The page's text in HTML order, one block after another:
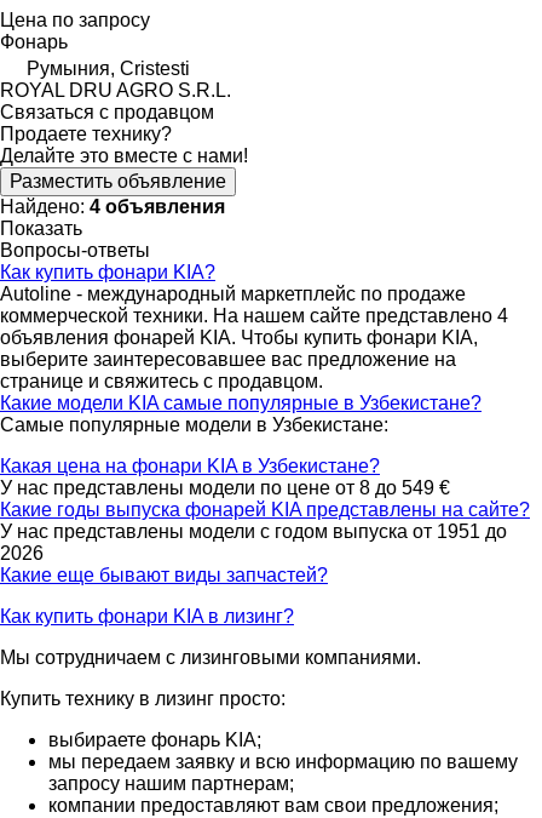
Цена по запросу
Фонарь
Румыния, Cristesti
ROYAL DRU AGRO S.R.L.
Связаться с продавцом
Продаете технику?
Делайте это вместе с нами!
Разместить объявление
Найдено: 4 объявления
Показать
Вопросы-ответы
Как купить фонари KIA?
Autoline - международный маркетплейс по продаже
коммерческой техники. На нашем сайте представлено 4
объявления фонарей KIA. Чтобы купить фонари KIA,
выберите заинтересовавшее вас предложение на
странице и свяжитесь с продавцом.
Какие модели KIA самые популярные в Узбекистане?
Самые популярные модели в Узбекистане:
Какая цена на фонари KIA в Узбекистане?
У нас представлены модели по цене от 8 до 549 €
Какие годы выпуска фонарей KIA представлены на сайте?
У нас представлены модели с годом выпуска от 1951 до
2026
Какие еще бывают виды запчастей?
Как купить фонари KIA в лизинг?
Мы сотрудничаем с лизинговыми компаниями.
Купить технику в лизинг просто:
выбираете фонарь KIA;
мы передаем заявку и всю информацию по вашему
запросу нашим партнерам;
компании предоставляют вам свои предложения;